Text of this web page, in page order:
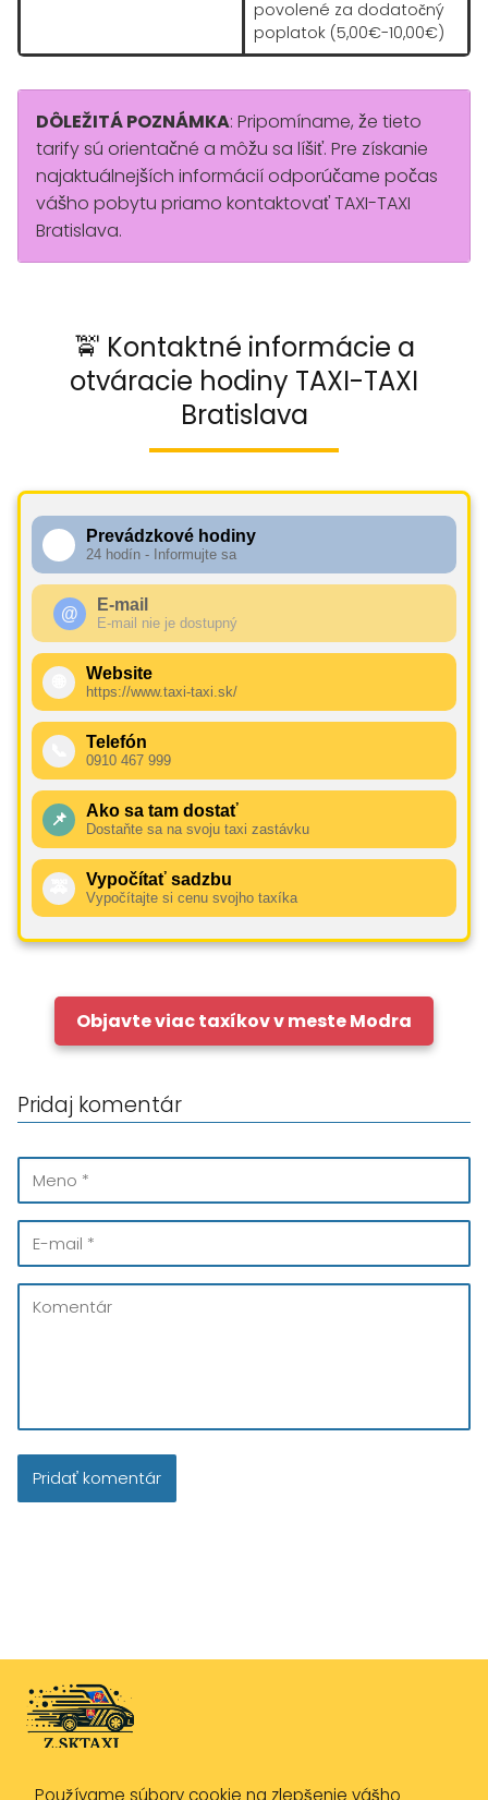
povolené za dodatočný
poplatok (5,00€-10,00€)
DÔLEŽITÁ POZNÁMKA: Pripomíname, že tieto
tarify sú orientačné a môžu sa líšiť. Pre získanie
najaktuálnejších informácií odporúčame počas
vášho pobytu priamo kontaktovať TAXI-TAXI
Bratislava.
🚖 Kontaktné informácie a
otváracie hodiny TAXI-TAXI
Bratislava
Prevádzkové hodiny
24 hodín - Informujte sa
@ E-mail
E-mail nie je dostupný
Website
https://www.taxi-taxi.sk/
Telefón
0910 467 999
📌 Ako sa tam dostať
Dostaňte sa na svoju taxi zastávku
Vypočítať sadzbu
Vypočítajte si cenu svojho taxíka
Objavte viac taxíkov v meste Modra
Pridaj komentár
Používame súbory cookie na zlepšenie vášho